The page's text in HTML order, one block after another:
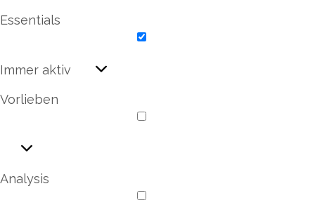
Essentials
Immer aktiv
Vorlieben
Analysis